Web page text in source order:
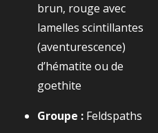
brun, rouge avec
lamelles scintillantes
(aventurescence)
d’hématite ou de
goethite
Groupe : Feldspaths